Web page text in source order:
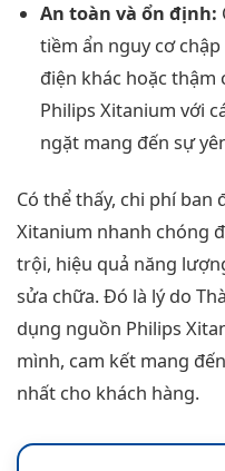
An toàn và ổn định:
tiềm ẩn nguy cơ
điện khác hoặc thậm
Philips Xitanium với
ngặt mang đến sự
Có thể thấy, chi phí ban
Xitanium nhanh chóng
trội, hiệu quả năng
sửa chữa. Đó là lý do
dụng nguồn Philips
mình, cam kết mang
nhất cho khách hàng.